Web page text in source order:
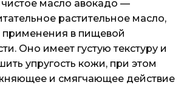
масло авокадо —
растительное масло,
применения в пищевой
Оно имеет густую текстуру и
упругость кожи, при этом
и смягчающее действие